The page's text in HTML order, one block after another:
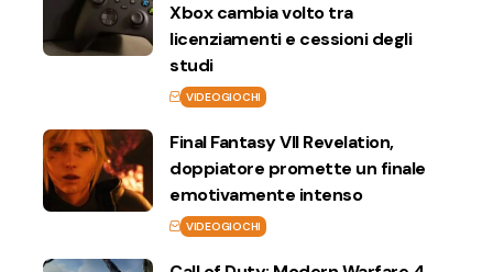
Xbox cambia volto tra
licenziamenti e cessioni degli
studi
VIDEOGIOCHI
Final Fantasy VII Revelation,
doppiatore promette un finale
emotivamente intenso
VIDEOGIOCHI